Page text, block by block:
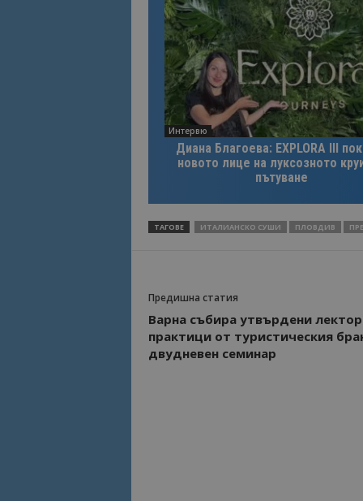
Интервю
Диана Благоева: EXPLORA III
новото лице на луксозното
пътуване
ТАГОВЕ ИТАЛИАНСКО СУШИ ПЛОВДИВ
Предишна статия
Варна събира утвърдени
практици от туристическия
двудневен семинар
Строго
управление на
Име
Име
_ga_B09EBBY8PY
Име